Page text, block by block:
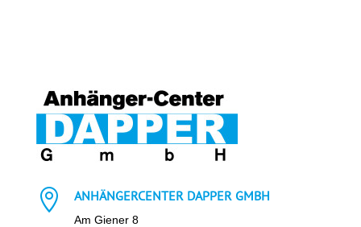
 ANHÄNGERCENTER DAPPER GMBH
Am Giener 8